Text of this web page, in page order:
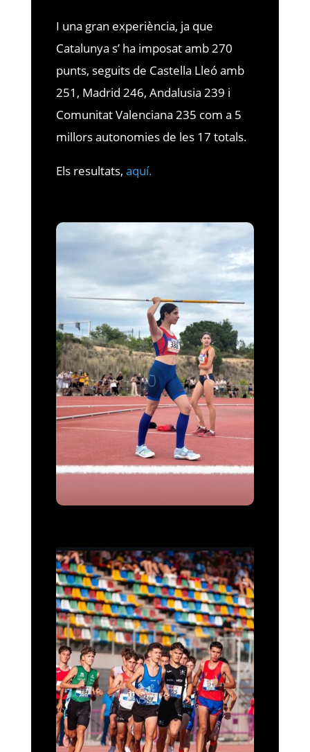
I una gran experiència, ja que
Catalunya s’ ha imposat amb 270
punts, seguits de Castella Lleó amb
251, Madrid 246, Andalusia 239 i
Comunitat Valenciana 235 com a 5
millors autonomies de les 17 totals.
Els resultats, aquí.